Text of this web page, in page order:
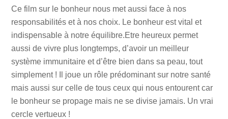
Ce film sur le bonheur nous met aussi face à nos
responsabilités et à nos choix. Le bonheur est vital et
indispensable à notre équilibre.Etre heureux permet
aussi de vivre plus longtemps, d’avoir un meilleur
système immunitaire et d’être bien dans sa peau, tout
simplement ! Il joue un rôle prédominant sur notre santé
mais aussi sur celle de tous ceux qui nous entourent car
le bonheur se propage mais ne se divise jamais. Un vrai
cercle vertueux !